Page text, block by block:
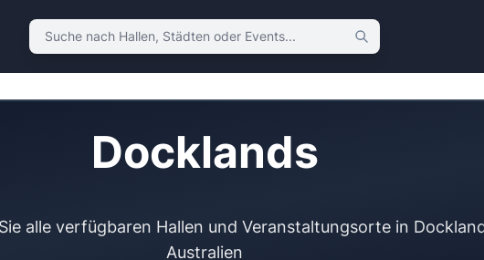
Suche nach Hallen, Städten oder Events
Docklands
alle verfügbaren Hallen und Veranstaltungsorte in